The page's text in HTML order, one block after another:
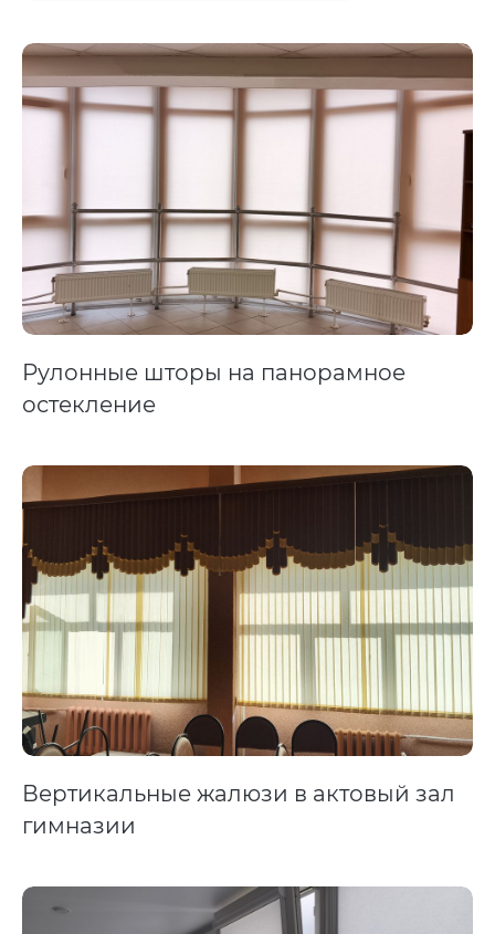
Рулонные шторы на панорамное
остекление
Вертикальные жалюзи в актовый зал
гимназии